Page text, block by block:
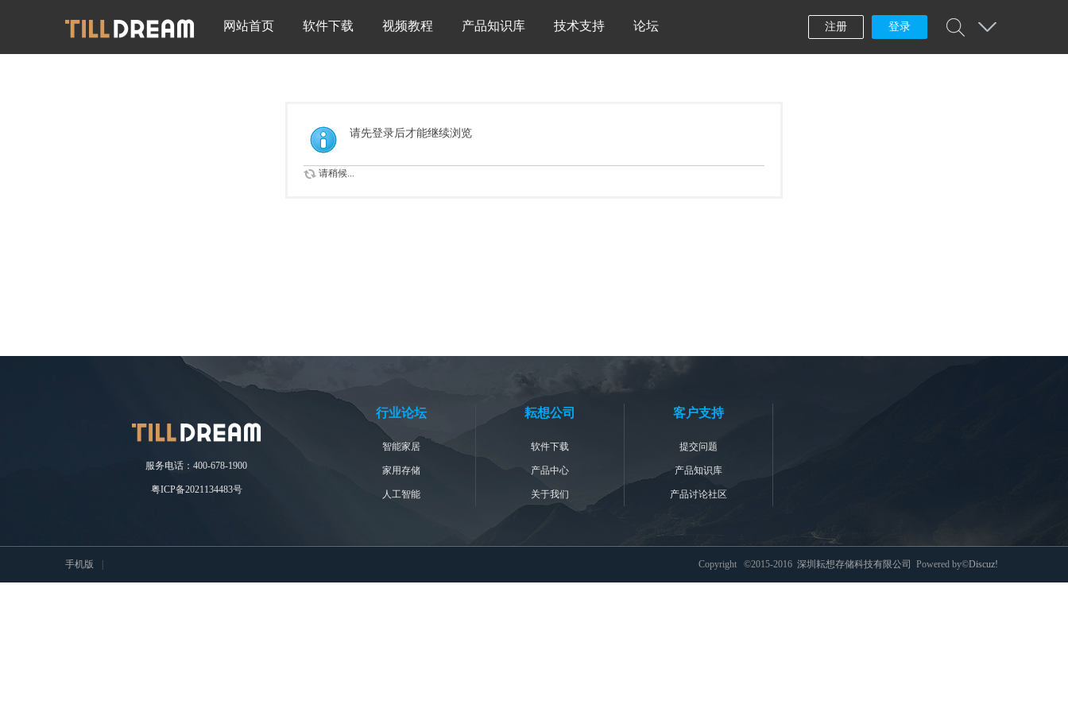
网站首页 软件下载 视频教程 产品知识库 技术支持 论坛 注册 登录
请先登录后才能继续浏览
请稍候...
服务电话：400-678-1900
粤ICP备2021134483号
行业论坛
智能家居
家用存储
人工智能
耘想公司
软件下载
产品中心
关于我们
客户支持
提交问题
产品知识库
产品讨论社区
手机版 Copyright ©2015-2016 深圳耘想存储科技有限公司 Powered by©Discuz!